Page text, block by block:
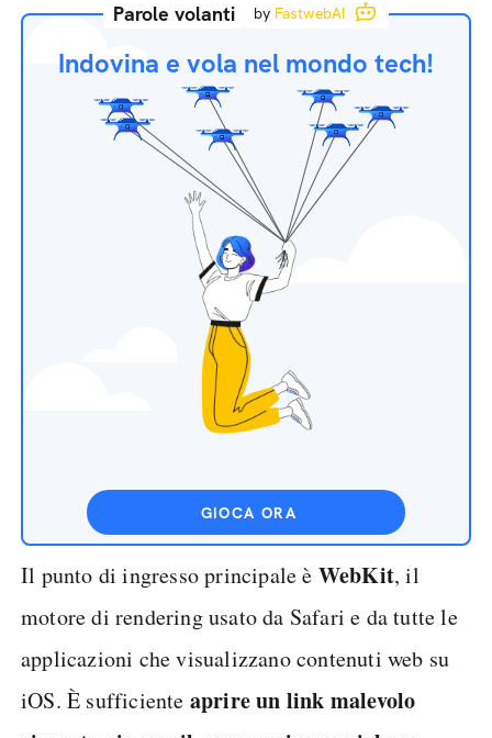
Parole volanti by FastwebAI
Indovina e vola nel mondo tech!
GIOCA ORA
Il punto di ingresso principale è WebKit, il
motore di rendering usato da Safari e da tutte le
applicazioni che visualizzano contenuti web su
iOS. È sufficiente aprire un link malevolo